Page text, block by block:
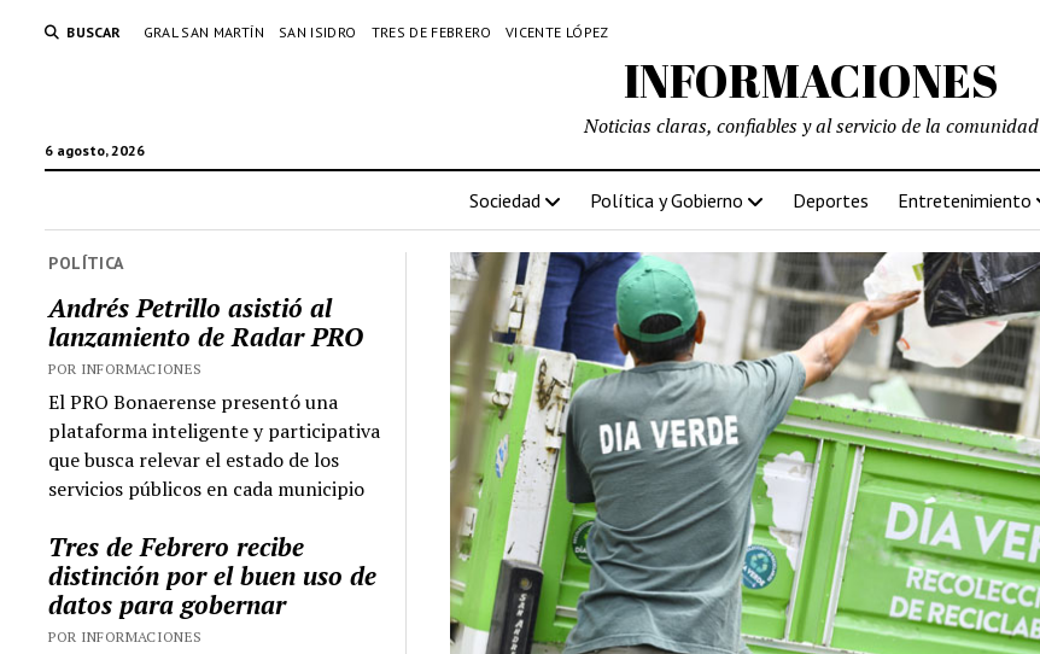
BUSCAR GRAL SAN MARTÍN SAN ISIDRO TRES DE FEBRERO VICENTE LÓPEZ
INFORMACIONES
6 agosto, 2026
Noticias claras, confiables y al servicio de la comunidad
Sociedad Política y Gobierno Deportes Entretenimiento
POLÍTICA
Andrés Petrillo asistió al
lanzamiento de Radar PRO
POR INFORMACIONES
El PRO Bonaerense presentó una
plataforma inteligente y participativa
que busca relevar el estado de los
servicios públicos en cada municipio
Tres de Febrero recibe
distinción por el buen uso de
datos para gobernar
POR INFORMACIONES